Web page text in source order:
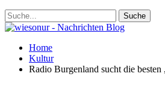
Home
Kultur
Radio Burgenland sucht die